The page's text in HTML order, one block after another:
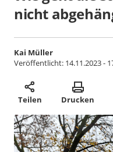
nicht
Kai Müller
Veröffentlicht: 14.11.2023 -
Teilen Drucken